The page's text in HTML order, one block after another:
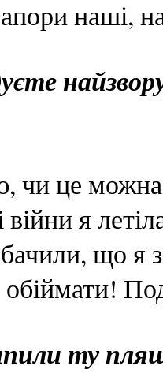
наші,
чи це
війни я
що я
обіймати!
ту